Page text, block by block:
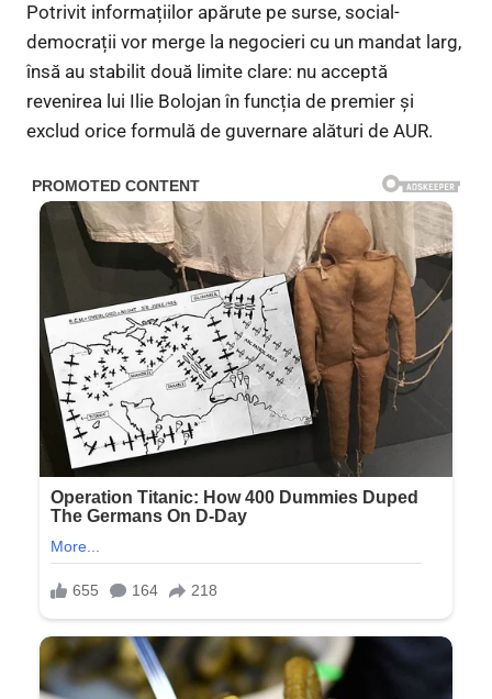
Potrivit informațiilor apărute pe surse, social-
democrații vor merge la negocieri cu un mandat larg,
însă au stabilit două limite clare: nu acceptă
revenirea lui Ilie Bolojan în funcția de premier și
exclud orice formulă de guvernare alături de AUR.